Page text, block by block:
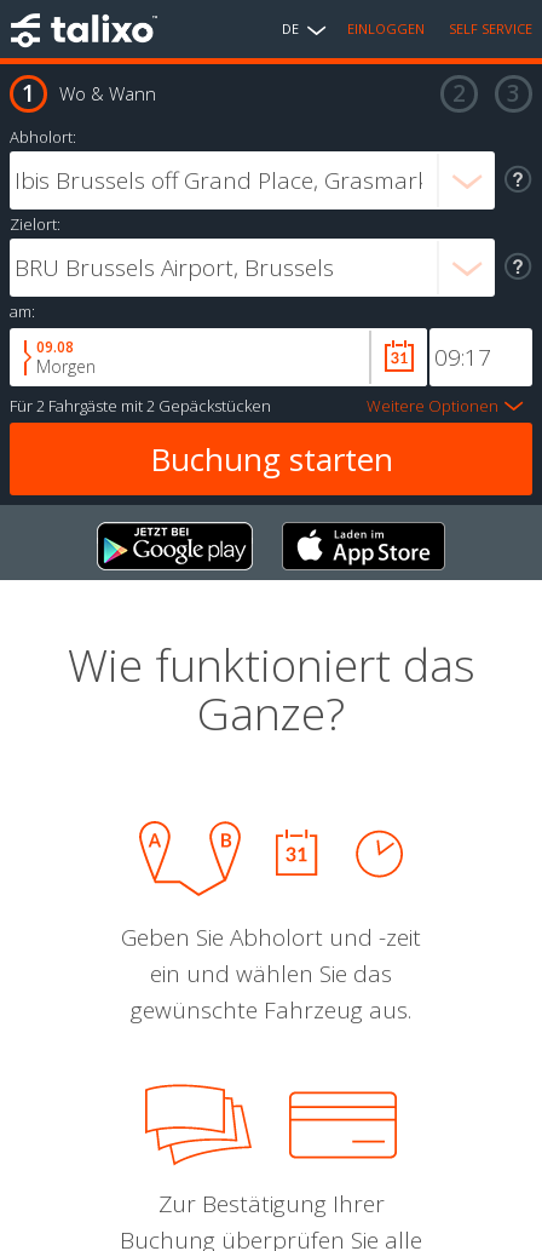
DE EINLOGGEN SELF SERVICE
Wo & Wann
Abholort:
Zielort:
am:
09.08
Morgen
Für2 Fahrgäste mit2 Gepäckstücken Weitere Optionen
Wie funktioniert das
Ganze?
Geben Sie Abholort und -zeit
ein und wählen Sie das
gewünschte Fahrzeug aus.
Zur Bestätigung Ihrer
Buchung überprüfen Sie alle